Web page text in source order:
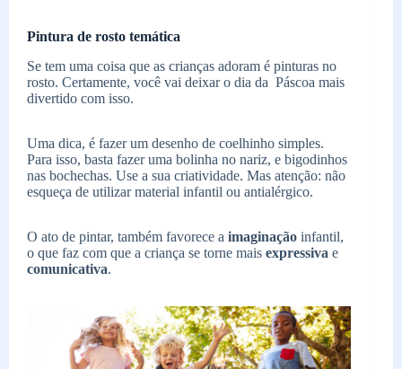
Pintura de rosto temática
Se tem uma coisa que as crianças adoram é pinturas no
rosto. Certamente, você vai deixar o dia da Páscoa mais
divertido com isso.
Uma dica, é fazer um desenho de coelhinho simples.
Para isso, basta fazer uma bolinha no nariz, e bigodinhos
nas bochechas. Use a sua criatividade. Mas atenção: não
esqueça de utilizar material infantil ou antialérgico.
O ato de pintar, também favorece a imaginação infantil,
o que faz com que a criança se torne mais expressiva e
comunicativa.